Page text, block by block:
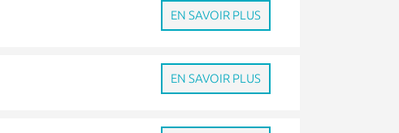
EN SAVOIR PLUS
EN SAVOIR PLUS